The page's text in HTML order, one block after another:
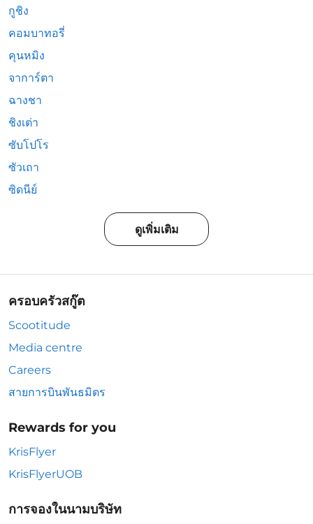
กูชิง
คอมบาทอรี่
คุนหมิง
จาการ์ตา
ฉางชา
ชิงเต่า
ซับโปโร
ซัวเถา
ซิดนีย์
ดูเพิ่มเติม
ครอบครัวสกู๊ต
Scootitude
Media centre
Careers
สายการบินพันธมิตร
Rewards for you
KrisFlyer
KrisFlyerUOB
การจองในนามบริษัท